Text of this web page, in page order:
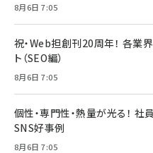
8月6日 7:05
祝・Web担創刊20周年！ 各業
ト（SEO編）
8月6日 7:05
個性・専門性・熱量が光る！
SNS好事例
8月6日 7:05